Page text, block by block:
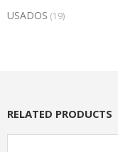
USADOS (19)
RELATED PRODUCTS